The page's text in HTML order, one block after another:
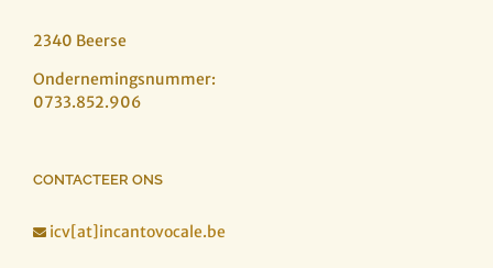
2340 Beerse
Ondernemingsnummer:
0733.852.906
CONTACTEER ONS
 icv[at]incantovocale.be